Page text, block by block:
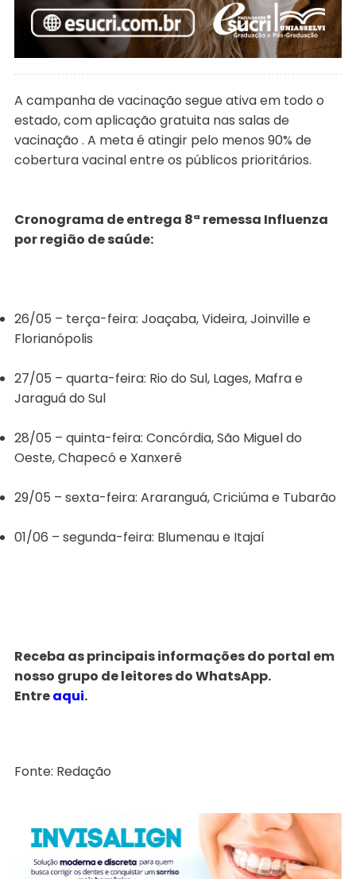
A campanha de vacinação segue ativa em todo o
estado, com aplicação gratuita nas salas de
vacinação . A meta é atingir pelo menos 90% de
cobertura vacinal entre os públicos prioritários.
Cronograma de entrega 8ª remessa Influenza
por região de saúde:
26/05 – terça-feira: Joaçaba, Videira, Joinville e
Florianópolis
27/05 – quarta-feira: Rio do Sul, Lages, Mafra e
Jaraguá do Sul
28/05 – quinta-feira: Concórdia, São Miguel do
Oeste, Chapecó e Xanxerê
29/05 – sexta-feira: Araranguá, Criciúma e Tubarão
01/06 – segunda-feira: Blumenau e Itajaí
Receba as principais informações do portal em
nosso grupo de leitores do WhatsApp.
Entreaqui.
Fonte: Redação